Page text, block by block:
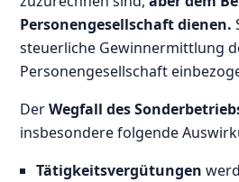
Personengesellschaft dienen.
steuerliche Gewinnermittlung
Personengesellschaft
DerWegfall des
insbesondere folgende
Tätigkeitsvergütungen